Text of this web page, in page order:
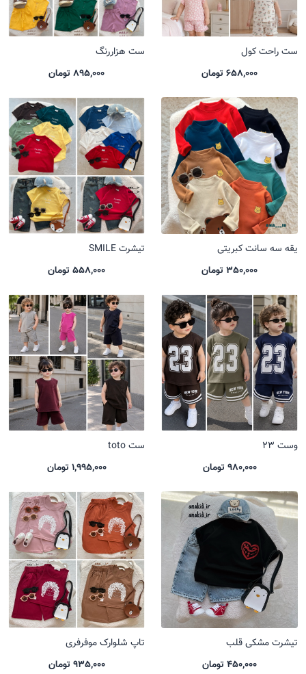
ست راحت کول
658,000 تومان
ست هزاررنگ
895,000 تومان
یقه سه سانت کبریتی
350,000 تومان
تیشرت SMILE
558,000 تومان
وست 23
980,000 تومان
ست toto
1,995,000 تومان
تیشرت مشکی قلب
450,000 تومان
تاپ شلوارک موفرفری
935,000 تومان